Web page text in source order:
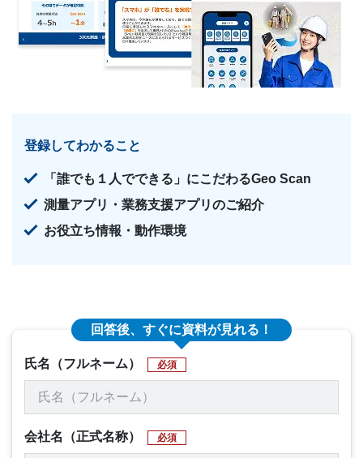
登録してわかること
「誰でも１人でできる」にこだわるGeo Scan
測量アプリ・業務支援アプリのご紹介
お役立ち情報・動作環境
回答後、すぐに資料が見れる！
氏名（フルネーム） 必須
会社名（正式名称） 必須